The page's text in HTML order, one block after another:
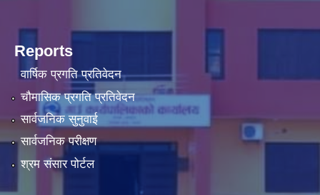
Reports
वार्षिक प्रगति प्रतिवेदन
चौमासिक प्रगति प्रतिवेदन
सार्वजनिक सुनुवाई
सार्वजनिक परीक्षण
श्रम संसार पोर्टल